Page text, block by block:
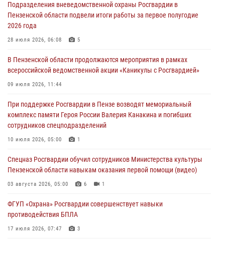
05 августа 2026, 06:15
В Пензе сотрудники Росгвардии оказали помощь
дезориентированному пенсионеру
В Пензе при силовой поддержке Росгвардии пресечена
деятельность ОПГ, маскировавшейся под реабилитационный центр
04 августа 2026, 07:05 4
В Управлении Росгвардии по Пензенской области подвели итоги
работы за первое полугодие 2026 года
Подразделения вневедомственной охраны Росгвардии в
Пензенской области подвели итоги работы за первое полугодие
2026 года
28 июля 2026, 06:08 5
В Пензенской области продолжаются мероприятия в рамках
всероссийской ведомственной акции «Каникулы с Росгвардией»
09 июля 2026, 11:44
При поддержке Росгвардии в Пензе возводят мемориальный
комплекс памяти Героя России Валерия Канакина и погибших
сотрудников спецподразделений
10 июля 2026, 05:00 1
Спецназ Росгвардии обучил сотрудников Министерства культуры
Пензенской области навыкам оказания первой помощи (видео)
03 августа 2026, 05:00 6 1
ФГУП «Охрана» Росгвардии совершенствует навыки
противодействия БПЛА
17 июля 2026, 07:47 3